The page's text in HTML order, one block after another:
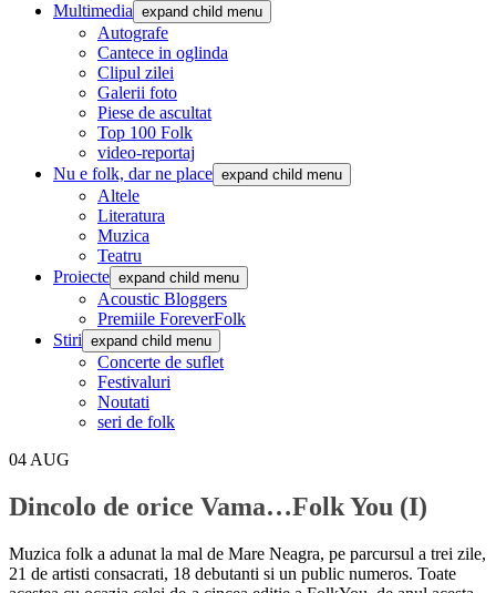
Multimedia expand child menu
Autografe
Cantece in oglinda
Clipul zilei
Galerii foto
Piese de ascultat
Top 100 Folk
video-reportaj
Nu e folk, dar ne place expand child menu
Altele
Literatura
Muzica
Teatru
Proiecte expand child menu
Acoustic Bloggers
Premiile ForeverFolk
Stiri expand child menu
Concerte de suflet
Festivaluri
Noutati
seri de folk
04 AUG
Dincolo de orice Vama…Folk You (I)
Muzica folk a adunat la mal de Mare Neagra, pe parcursul a trei zile,
21 de artisti consacrati, 18 debutanti si un public numeros. Toate